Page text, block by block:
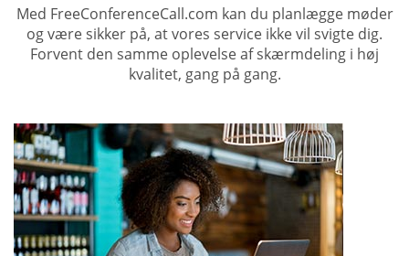
Med FreeConferenceCall.com kan du planlægge møder
og være sikker på, at vores service ikke vil svigte dig.
Forvent den samme oplevelse af skærmdeling i høj
kvalitet, gang på gang.